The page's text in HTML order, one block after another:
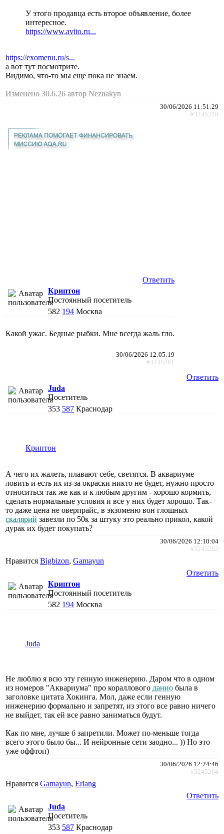
У этого продавца есть второе объявление, более
интересное.
https://www.avito.ru...
https://exomenu.ru/s...
а вот тут посмотрите.
Видимо, что-то мы еще пока не знаем.
Изменено 30.6.26 автор Neznakyn
30/06/2026 11:51:29
#3245258
Ответить
Криптон
Постоянный посетитель
582 194 Москва
Какой ужас. Бедные рыбки. Мне всегда жаль гло.
30/06/2026 12:05:19
#3245261
Ответить
Juda
Посетитель
353 587 Краснодар
Криптон
А чего их жалеть, плавают себе, светятся. В аквариуме
ловить и есть их из-за окраски никто не будет, нужно просто
относиться так же как и к любым другим - хорошо кормить,
сделать нормальные условия и все у них будет хорошо. Так-
то даже цена не оверпрайс, в экзоменю вон глошных
скалярий завезли по 50к за штуку это реально прикол, какой
дурак их будет покупать?
30/06/2026 12:10:04
#3245262
Нравится Bigbizon, Gamayun
Ответить
Криптон
Постоянный посетитель
582 194 Москва
Juda
Не люблю я всю эту генную инженерию. Даром что в одном
из номеров "Аквариума" про кораллового данио была в
заголовке цитата Хокинга. Мол, даже если генную
инженерию формально и запретят, из этого все равно ничего
не выйдет, так ей все равно заниматься будут.
Как по мне, лучше б запретили. Может по-меньше тогда
всего этого было бы... И нейронные сети заодно... )) Но это
уже оффтоп)
30/06/2026 12:24:46
#3245264
Нравится Gamayun, Erlang
Ответить
Juda
Посетитель
353 587 Краснодар